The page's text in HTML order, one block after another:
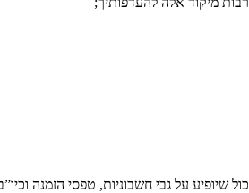
שיופיע על גבי חשבוניות, טפסי הזמנה